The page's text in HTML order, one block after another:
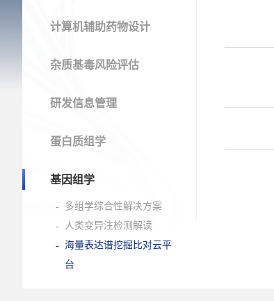
计算机辅助药物设计
杂质基毒风险评估
研发信息管理
蛋白质组学
基因组学
多组学综合性解决方案
人类变异注检测解读
海量表达谱挖掘比对云平
台